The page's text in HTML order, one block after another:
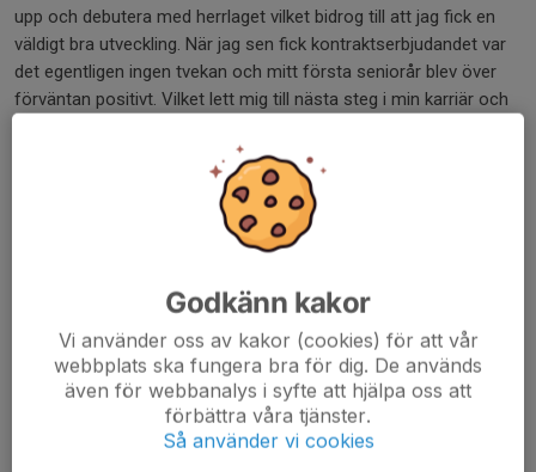
upp och debutera med herrlaget vilket bidrog till att jag fick en
väldigt bra utveckling. När jag sen fick kontraktserbjudandet var
det egentligen ingen tvekan och mitt första seniorår blev över
förväntan positivt. Vilket lett mig till nästa steg i min karriär och
blivit bortskämd med otroliga ledare och lagkamrater att tacka
för denna tid, ingen nämnd ingen glömd.
Hur känns det att Sandviken nu vill ha tillbaka dig inför
– Väldigt kul, det är ett tydligt kvitto på att man gjort något bra
och jag ser väldigt mycket fram emot utmaningen och chansen
Vad krävs för att vinna matchen mot Piteå?
– Vi kommer behöva spela matchen där matchen är och inte ta
Godkänn kakor
Vi använder oss av kakor (cookies) för att vår
webbplats ska fungera bra för dig. De används
även för webbanalys i syfte att hjälpa oss att
förbättra våra tjänster.
Så använder vi cookies